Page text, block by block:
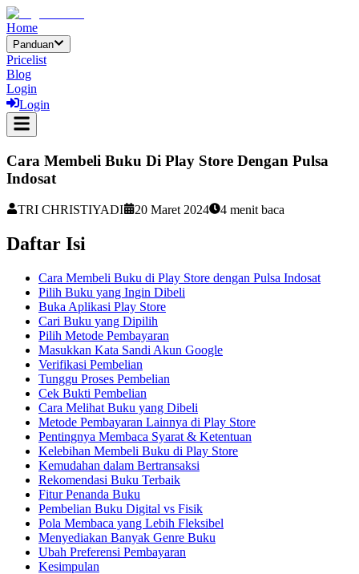
Home
Panduan
Pricelist
Blog
Login
Login
Cara Membeli Buku Di Play Store Dengan Pulsa
Indosat
TRI CHRISTIYADI 20 Maret 2024 4 menit baca
Daftar Isi
Cara Membeli Buku di Play Store dengan Pulsa Indosat
Pilih Buku yang Ingin Dibeli
Buka Aplikasi Play Store
Cari Buku yang Dipilih
Pilih Metode Pembayaran
Masukkan Kata Sandi Akun Google
Verifikasi Pembelian
Tunggu Proses Pembelian
Cek Bukti Pembelian
Cara Melihat Buku yang Dibeli
Metode Pembayaran Lainnya di Play Store
Pentingnya Membaca Syarat & Ketentuan
Kelebihan Membeli Buku di Play Store
Kemudahan dalam Bertransaksi
Rekomendasi Buku Terbaik
Fitur Penanda Buku
Pembelian Buku Digital vs Fisik
Pola Membaca yang Lebih Fleksibel
Menyediakan Banyak Genre Buku
Ubah Preferensi Pembayaran
Kesimpulan